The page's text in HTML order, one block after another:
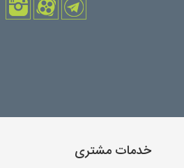
خدمات مشتری